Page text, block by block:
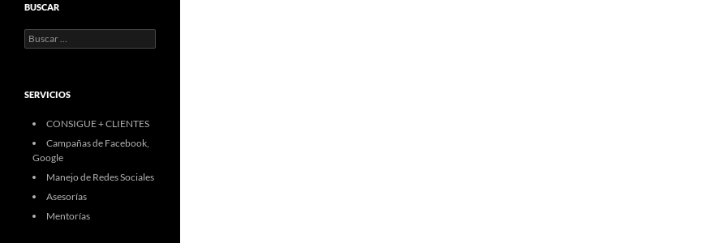
BUSCAR
Buscar:
SERVICIOS
CONSIGUE + CLIENTES
Campañas de Facebook,
Google
Manejo de Redes Sociales
Asesorías
Mentorías